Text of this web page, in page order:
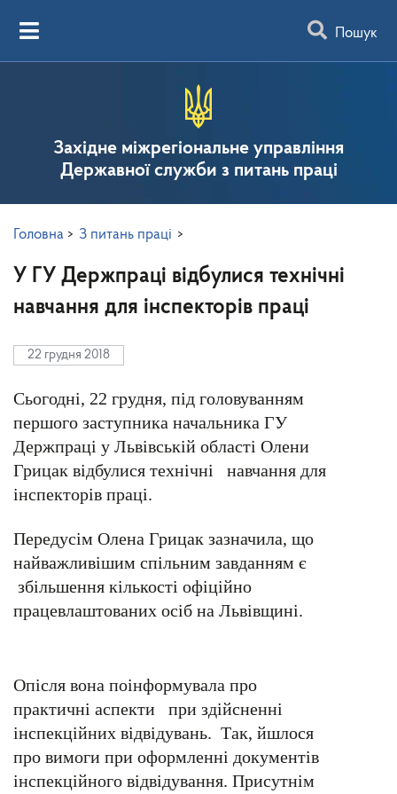
Пошук
Західне міжрегіональне управління
Державної служби з питань праці
Головна > З питань праці >
У ГУ Держпраці відбулися технічні
навчання для інспекторів праці
22 грудня 2018
Сьогодні, 22 грудня, під головуванням
першого заступника начальника ГУ
Держпраці у Львівській області Олени
Грицак відбулися технічні навчання для
інспекторів праці.
Передусім Олена Грицак зазначила, що
найважливішим спільним завданням є
збільшення кількості офіційно
працевлаштованих осіб на Львівщині.
Опісля вона поінформувала про
практичні аспекти при здійсненні
інспекційних відвідувань. Так, йшлося
про вимоги при оформленні документів
інспекційного відвідування. Присутнім